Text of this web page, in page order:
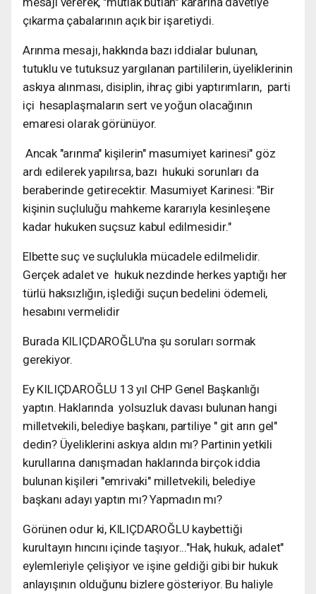
çıkarma çabalarının açık bir işaretiydi.
Arınma mesajı, hakkında bazı iddialar bulunan,
tutuklu ve tutuksuz yargılanan partililerin, üyeliklerinin
askıya alınması, disiplin, ihraç gibi yaptırımların, parti
içi hesaplaşmaların sert ve yoğun olacağının
emaresi olarak görünüyor.
Ancak "arınma" kişilerin" masumiyet karinesi" göz
ardı edilerek yapılırsa, bazı hukuki sorunları da
beraberinde getirecektir. Masumiyet Karinesi: "Bir
kişinin suçluluğu mahkeme kararıyla kesinleşene
kadar hukuken suçsuz kabul edilmesidir."
Elbette suç ve suçlulukla mücadele edilmelidir.
Gerçek adalet ve hukuk nezdinde herkes yaptığı her
türlü haksızlığın, işlediği suçun bedelini ödemeli,
hesabını vermelidir
Burada KILIÇDAROĞLU'na şu soruları sormak
gerekiyor.
Ey KILIÇDAROĞLU 13 yıl CHP Genel Başkanlığı
yaptın. Haklarında yolsuzluk davası bulunan hangi
milletvekili, belediye başkanı, partiliye " git arın gel"
dedin? Üyeliklerini askıya aldın mı? Partinin yetkili
kurullarına danışmadan haklarında birçok iddia
bulunan kişileri "emrivaki" milletvekili, belediye
başkanı adayı yaptın mı? Yapmadın mı?
Görünen odur ki, KILIÇDAROĞLU kaybettiği
kurultayın hıncını içinde taşıyor..."Hak, hukuk, adalet"
eylemleriyle çelişiyor ve işine geldiği gibi bir hukuk
anlayışının olduğunu bizlere gösteriyor. Bu haliyle